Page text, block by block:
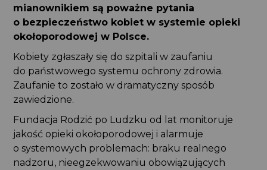
mianownikiem są poważne pytania
o bezpieczeństwo kobiet w systemie opieki
okołoporodowej w Polsce.
Kobiety zgłaszały się do szpitali w zaufaniu
do państwowego systemu ochrony zdrowia.
Zaufanie to zostało w dramatyczny sposób
zawiedzione.
Fundacja Rodzić po Ludzku od lat monitoruje
jakość opieki okołoporodowej i alarmuje
o systemowych problemach: braku realnego
nadzoru, nieegzekwowaniu obowiązujących